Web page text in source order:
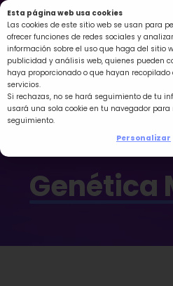
Esta página web usa cookies
Las cookies de este sitio web se usan para
ofrecer funciones de redes sociales y
información sobre el uso que haga del sitio
publicidad y análisis web, quienes pueden
haya proporcionado o que hayan
servicios.
Si rechazas, no se hará seguimiento de tu
usará una sola cookie en tu navegador
seguimiento.
Personalizar
Ir
al
contenido
Genética